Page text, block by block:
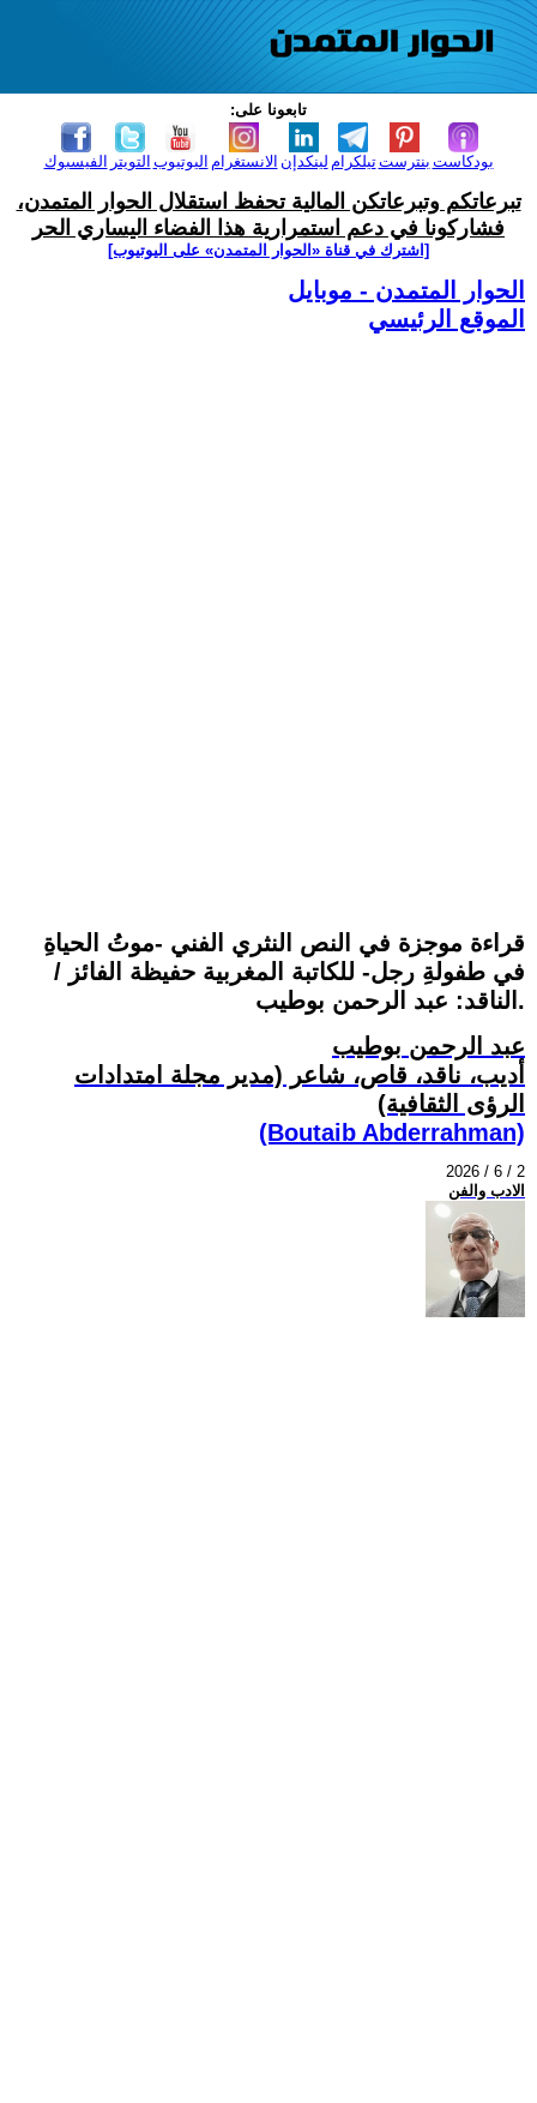
تابعونا على:
الفيسبوك التويتر اليوتيوب الانستغرام لينكدإن تيلكرامبنترست بودكاست
تبرعاتكم وتبرعاتكن المالية تحفظ استقلال الحوار المتمدن،
فشاركونا في دعم استمرارية هذا الفضاء اليساري الحر
[اشترك في قناة ‫«الحوار المتمدن» على اليوتيوب]
الحوار المتمدن - موبايل
الموقع الرئيسي
قراءة موجزة في النص النثري الفني -موتُ الحياةِ
في طفولةِ رجل- للكاتبة المغربية حفيظة الفائز /
الناقد: عبد الرحمن بوطيب.
عبد الرحمن بوطيب
أديب، ناقد، قاص، شاعر (مدير مجلة امتدادات
الرؤى الثقافية)
(Boutaib Abderrahman)
2026 / 6 / 2
الادب والفن